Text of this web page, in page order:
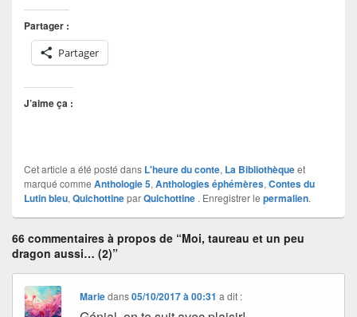
Partager :
Partager
J’aime ça :
Cet article a été posté dans L'heure du conte, La Bibliothèqueet
marqué comme Anthologie 5, Anthologies éphémères, Contes du
Lutin bleu, QuichottineparQuichottine . Enregistrer le permalien.
66 commentaires à propos de “Moi, taureau et un peu
dragon aussi… (2)”
Mariedans05/10/2017 à 00:31 a dit :